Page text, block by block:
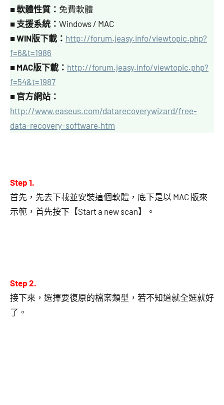
■軟體性質： 免費軟體
■ 支援系統： Windows / MAC
■ WIN版下載： http://forum.jeasy.info/viewtopic.php?
f=6&t=1986
■ MAC版下載： http://forum.jeasy.info/viewtopic.php?
f=54&t=1987
■ 官方網站：
http://www.easeus.com/datarecoverywizard/free-
data-recovery-software.htm
Step 1.
首先，先去下載並安裝這個軟體，底下是以 MAC 版來
示範，首先按下【Start a new scan】。
Step 2.
接下來，選擇要復原的檔案類型，若不知道就全選就好
了。